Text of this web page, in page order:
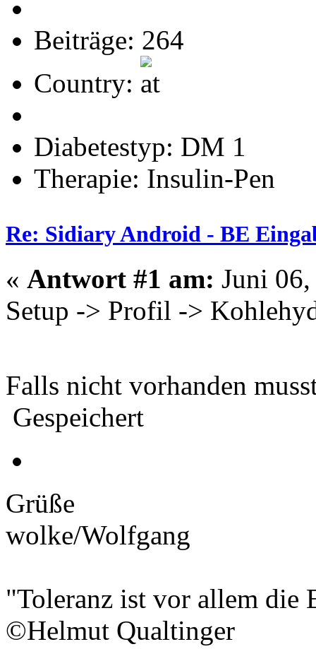
Beiträge: 264
Country:
Diabetestyp: DM 1
Therapie: Insulin-Pen
Re: Sidiary Android - BE
« Antwort #1 am: Juni
Setup -> Profil ->
Falls nicht vorhanden
Gespeichert
Grüße
wolke/Wolfgang
"Toleranz ist vor allem die
©Helmut Qualtinger